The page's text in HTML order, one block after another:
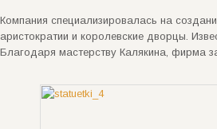
Компания специализировалась на
аристократии и королевские дворцы.
Благодаря мастерству Калякина, фирма